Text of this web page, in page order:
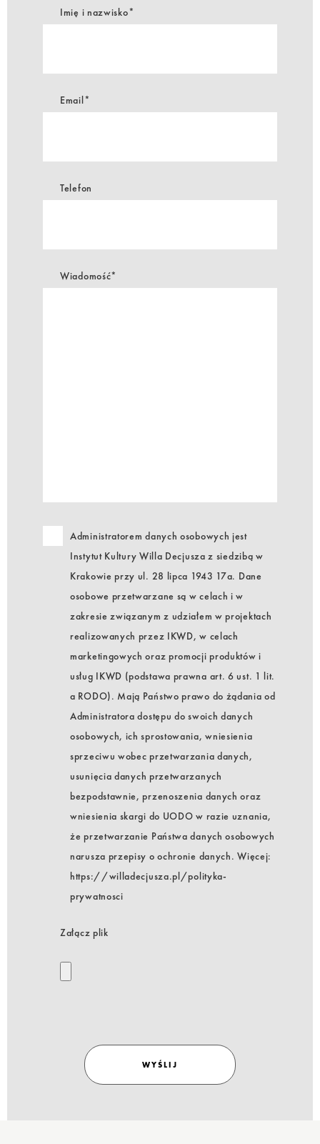
Imię i nazwisko*
Email*
Telefon
Wiadomość*
Administratorem danych osobowych jest
Instytut Kultury Willa Decjusza z siedzibą w
Krakowie przy ul. 28 lipca 1943 17a. Dane
osobowe przetwarzane są w celach i w
zakresie związanym z udziałem w projektach
realizowanych przez IKWD, w celach
marketingowych oraz promocji produktów i
usług IKWD (podstawa prawna art. 6 ust. 1 lit.
a RODO). Mają Państwo prawo do żądania od
Administratora dostępu do swoich danych
osobowych, ich sprostowania, wniesienia
sprzeciwu wobec przetwarzania danych,
usunięcia danych przetwarzanych
bezpodstawnie, przenoszenia danych oraz
wniesienia skargi do UODO w razie uznania,
że przetwarzanie Państwa danych osobowych
narusza przepisy o ochronie danych. Więcej:
https://willadecjusza.pl/polityka-
prywatnosci
Załącz plik
WYŚLIJ